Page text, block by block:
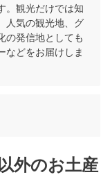
。観光だけでは知
人気の観光地、グ
の発信地としても
などをお届けしま
外のお土産